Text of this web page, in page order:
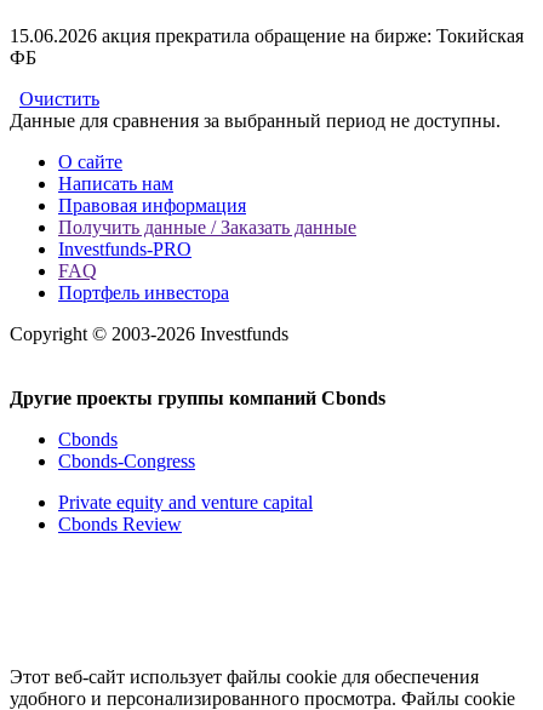
15.06.2026 акция прекратила обращение на бирже: Токийская
ФБ
Очистить
Данные для сравнения за выбранный период не доступны.
О сайте
Написать нам
Правовая информация
Получить данные / Заказать данные
Investfunds-PRO
FAQ
Портфель инвестора
Copyright © 2003-2026 Investfunds
Другие проекты группы компаний Cbonds
Cbonds
Cbonds-Congress
Private equity and venture capital
Cbonds Review
Этот веб-сайт использует файлы cookie для обеспечения
удобного и персонализированного просмотра. Файлы cookie